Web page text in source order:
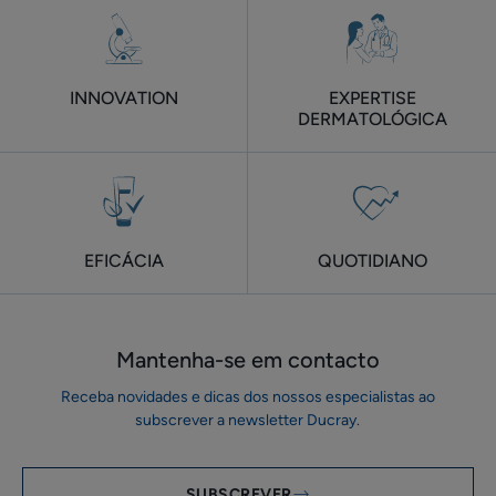
INNOVATION
EXPERTISE
DERMATOLÓGICA
EFICÁCIA QUOTIDIANO
Mantenha-se em ​contacto
Receba novidades e dicas dos nossos especialistas ao
subscrever a newsletter Ducray.